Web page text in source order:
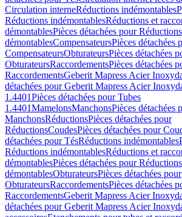
Circulation interneRéductions indémontables
Réductions indémontablesRéductions et
démontablesPièces détachées pour
démontablesCompensateursPièces détachées
CompensateursObturateursPièces détachées
ObturateursRaccordementsPièces détachées
RaccordementsGeberit Mapress Acier
détachées pour Geberit Mapress Acier
1.4401Pièces détachées pour Tubes
1.4401MamelonsManchonsPièces détachées
ManchonsRéductionsPièces détachées pour
RéductionsCoudesPièces détachées pour
détachées pour TésRéductions indémontables
Réductions indémontablesRéductions et
démontablesPièces détachées pour
démontablesObturateursPièces détachées pour
ObturateursRaccordementsPièces détachées
RaccordementsGeberit Mapress Acier
détachées pour Geberit Mapress Acier